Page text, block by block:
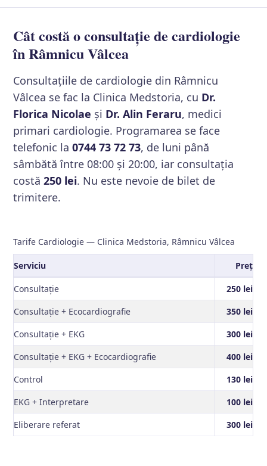
Cât costă o consultație de cardiologie
în Râmnicu Vâlcea
Consultațiile de cardiologie din Râmnicu
Vâlcea se fac la Clinica Medstoria, cu Dr.
Florica Nicolae și Dr. Alin Feraru, medici
primari cardiologie. Programarea se face
telefonic la0744 73 72 73, de luni până
sâmbătă între 08:00 și 20:00, iar consultația
costă250 lei. Nu este nevoie de bilet de
trimitere.
Tarife Cardiologie — Clinica Medstoria, Râmnicu Vâlcea
Serviciu Preț
Consultație
250 lei
Consultație + Ecocardiografie
350 lei
Consultație + EKG
300 lei
Consultație + EKG + Ecocardiografie
400 lei
Control
130 lei
EKG + Interpretare
100 lei
Eliberare referat
300 lei